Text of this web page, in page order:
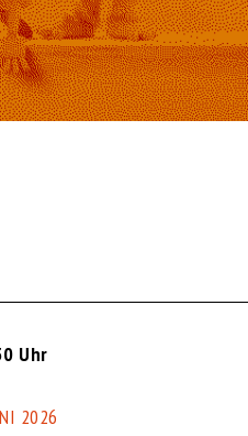
Uhr
2026